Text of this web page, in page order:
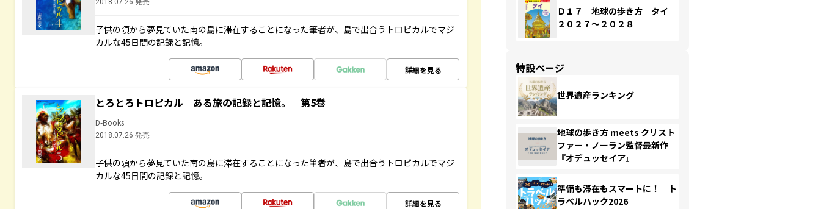
2018.07.26 発売
子供の頃から夢見ていた南の島に滞在することになった筆者が、島で出合うトロピカルでマジ
カルな45日間の記録と記憶。
詳細を見る
とろとろトロピカル ある旅の記録と記憶。 第5巻
D-Books
2018.07.26 発売
子供の頃から夢見ていた南の島に滞在することになった筆者が、島で出合うトロピカルでマジ
カルな45日間の記録と記憶。
詳細を見る
Ｄ１７ 地球の歩き方 タイ
２０２７～２０２８
特設ページ
世界遺産ランキング
地球の歩き方 meets クリスト
ファー・ノーラン監督最新作
『オデュッセイア』
準備も滞在もスマートに！ ト
ラベルハック2026